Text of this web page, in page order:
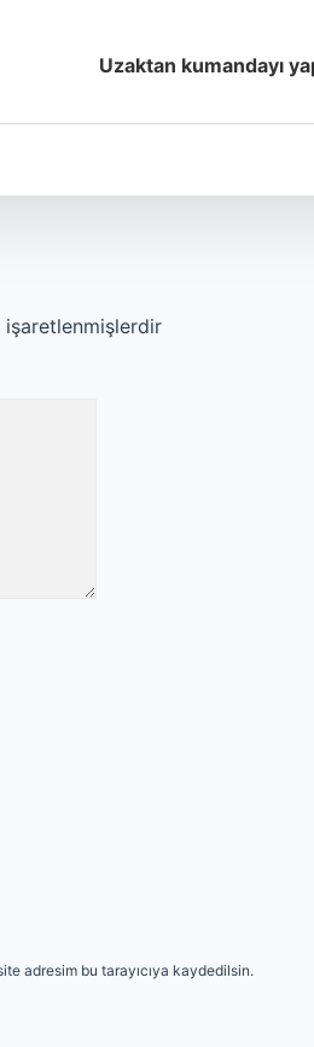
Uzaktan kumandayı
işaretlenmişlerdir
adresim bu tarayıcıya kaydedilsin.